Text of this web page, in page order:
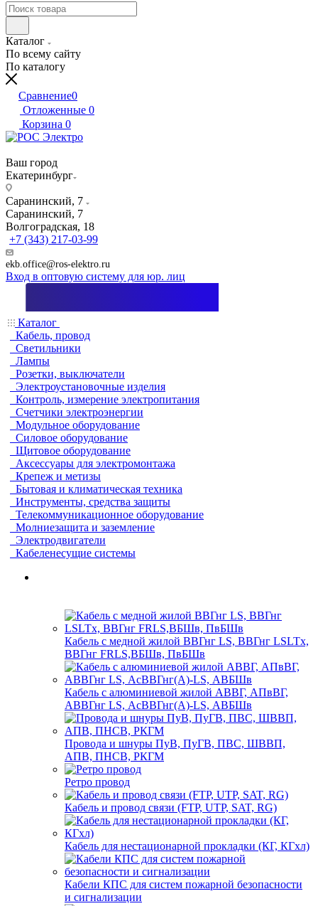
Каталог
По всему сайту
По каталогу
Сравнение0
Отложенные 0
Корзина 0
Ваш город
Екатеринбург
Саранинский, 7
Саранинский, 7
Волгоградская, 18
+7 (343) 217-03-99
ekb.office@ros-elektro.ru
Вход в оптовую систему для юр. лиц
Каталог
Кабель, провод
Светильники
Лампы
Розетки, выключатели
Электроустановочные изделия
Контроль, измерение электропитания
Счетчики электроэнергии
Модульное оборудование
Силовое оборудование
Щитовое оборудование
Аксессуары для электромонтажа
Крепеж и метизы
Бытовая и климатическая техника
Инструменты, средства защиты
Телекоммуникационное оборудование
Молниезащита и заземление
Электродвигатели
Кабеленесущие системы
Кабель с медной жилой ВВГнг LS, ВВГнг LSLTx,
ВВГнг FRLS,ВБШв, ПвБШв
Кабель с алюминиевой жилой АВВГ, АПвВГ,
АВВГнг LS, АсВВГнг(А)-LS, АВБШв
Провода и шнуры ПуВ, ПуГВ, ПВС, ШВВП,
АПВ, ПНСВ, РКГМ
Ретро провод
Кабель и провод связи (FTP, UTP, SAT, RG)
Кабель для нестационарной прокладки (КГ, КГхл)
Кабели КПС для систем пожарной безопасности
и сигнализации